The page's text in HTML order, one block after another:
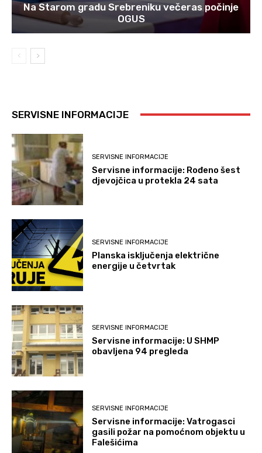
Na Starom gradu Srebreniku večeras počinje
OGUS
SERVISNE INFORMACIJE
SERVISNE INFORMACIJE
Servisne informacije: Rođeno šest
djevojčica u protekla 24 sata
SERVISNE INFORMACIJE
Planska isključenja električne
energije u četvrtak
SERVISNE INFORMACIJE
Servisne informacije: U SHMP
obavljena 94 pregleda
SERVISNE INFORMACIJE
Servisne informacije: Vatrogasci
gasili požar na pomoćnom objektu u
Falešićima